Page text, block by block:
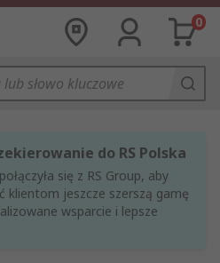
0
do RS Polska
się z RS Group, aby
klientom jeszcze szerszą gamę
wsparcie i lepsze